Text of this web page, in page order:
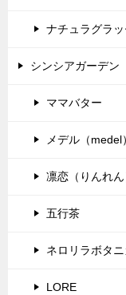
ナチュラグラッ
シンシアガーデン
ママバター
メデル（medel）
凛恋（りんれん
五行茶
ネロリラボタニ
LORE